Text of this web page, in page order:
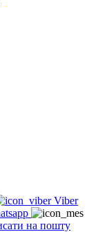
Viber
на пошту